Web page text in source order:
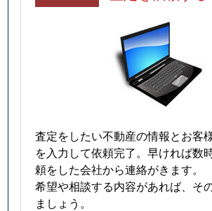
査定をしたい不動産の情報とお客
を入力して依頼完了。早ければ数
頼をした会社から連絡がきます。
希望や相談する内容があれば、そ
ましょう。